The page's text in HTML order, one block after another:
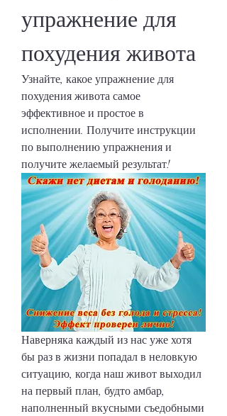
упражнение для
похудения живота
Узнайте, какое упражнение для
похудения живота самое
эффективное и простое в
исполнении. Получите инструкции
по выполнению упражнения и
получите желаемый результат!
Наверняка каждый из нас уже хотя
бы раз в жизни попадал в неловкую
ситуацию, когда наш живот выходил
на первый план, будто амбар,
наполненный вкусными съедобными